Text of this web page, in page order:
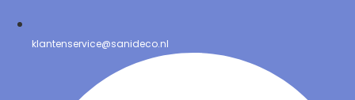
klantenservice@sanideco.nl